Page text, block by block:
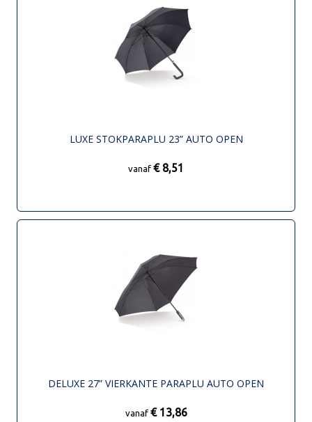
LUXE STOKPARAPLU 23” AUTO OPEN
vanaf € 8,51
DELUXE 27” VIERKANTE PARAPLU AUTO OPEN
vanaf € 13,86